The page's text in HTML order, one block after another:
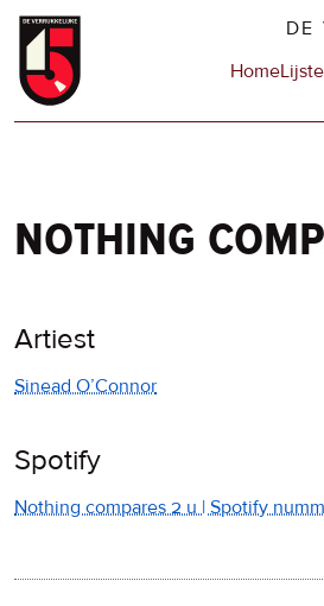
Overslaan
naar
DE
Hoofdnavigatie
Home
nothing
Artiest
Sinead O’Connor
Spotify
Nothing compares 2 u | Spotify